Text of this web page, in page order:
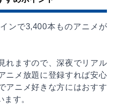
ンで3,400本ものアニメが
れますので、深夜でリアル
ニメ放題に登録すれば安心
アニメ好きな方にはおすす
す。